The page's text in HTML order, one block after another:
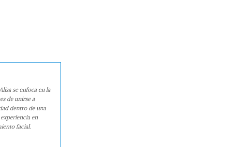
se enfoca en la
de unirse a
dentro de una
en
facial.